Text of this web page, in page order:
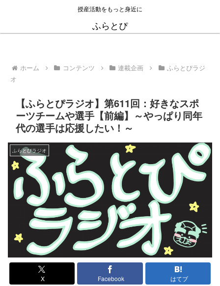
授産活動をもっと身近に
ふらとぴ
ホーム コンテンツ 連載企画
ふらとぴラジ
オ
【ふらとぴラジオ】第611回：好きなスポ
ーツチームや選手【前編】～やっぱり同年
代の選手は応援したい！～
ふらとぴラジオ
X Facebook はてブ